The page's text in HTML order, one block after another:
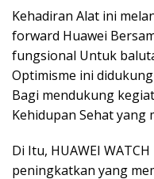
Kehadiran Alat ini
forward Huawei
fungsional Untuk
Optimisme ini
Bagi mendukung
Kehidupan Sehat yang
Di Itu, HUAWEI
peningkatkan yang